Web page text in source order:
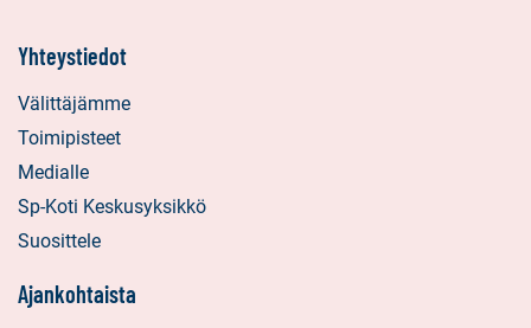
Yhteystiedot
Välittäjämme
Toimipisteet
Medialle
Sp-Koti Keskusyksikkö
Suosittele
Ajankohtaista